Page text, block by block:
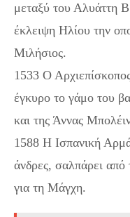
μεταξύ του Αλυάττη
έκλειψη Ηλίου την
Μιλήσιος.
1533 Ο
έγκυρο το γάμο του
και της Άννας
1588 Η Ισπανική
άνδρες, σαλπάρει
για τη Μάγχη.